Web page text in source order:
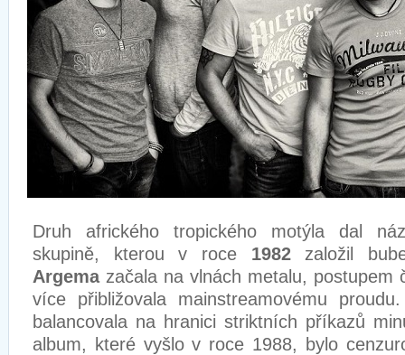
Druh afrického tropického motýla dal
skupině, kterou v roce 1982založil
Argemazačala na vlnách metalu, postupem
více přibližovala mainstreamovému
balancovala na hranici striktních příkazů
album, které vyšlo v roce 1988, bylo